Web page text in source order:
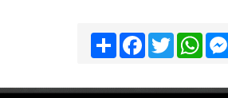
ShareFacebook
Twitter